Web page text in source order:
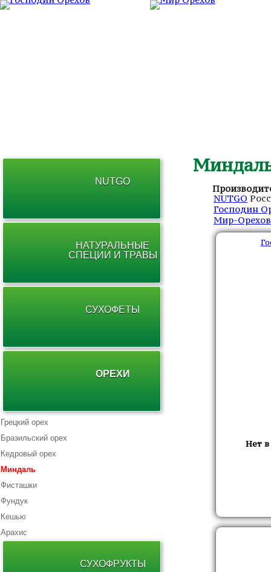
NUTGO
Господин
Мир-Орехов
Нет
NUTGO
НАТУРАЛЬНЫЕ
СПЕЦИИ И ТРАВЫ
СУХОФЕТЫ
ОРЕХИ
Грецкий орех
Бразильский орех
Кедровый орех
Миндаль
Фисташки
Фундук
Кешью
Арахис
СУХОФРУКТЫ